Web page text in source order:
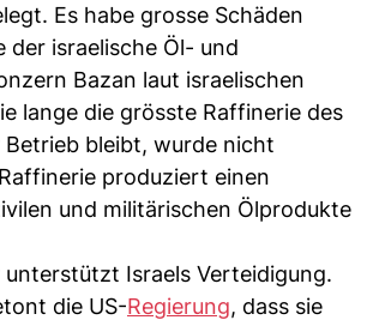
Es habe grosse Schäden
der israelische Öl- und
Bazan laut israelischen
lange die grösste Raffinerie des
Betrieb bleibt, wurde nicht
produziert einen
und militärischen Ölprodukte
unterstützt Israels Verteidigung.
die US-Regierung, dass sie